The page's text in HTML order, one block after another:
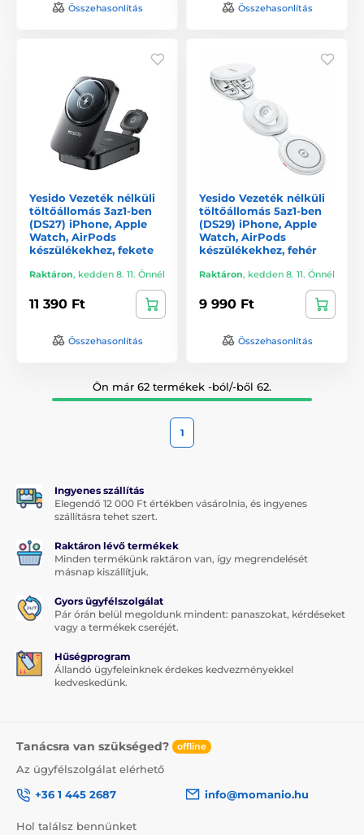
Összehasonlítás Összehasonlítás
Yesido Vezeték nélküli
töltőállomás 3az1-ben
(DS27) iPhone, Apple
Watch, AirPods
készülékekhez, fekete
Raktáron, kedden 8. 11. Önnél
11 390 Ft
Összehasonlítás
Yesido Vezeték nélküli
töltőállomás 5az1-ben
(DS29) iPhone, Apple
Watch, AirPods
készülékekhez, fehér
Raktáron, kedden 8. 11. Önnél
9 990 Ft
Összehasonlítás
Ön már 62 termékek -ból/-ből 62.
1
Ingyenes szállítás
Elegendő 12 000 Ft értékben vásárolnia, és ingyenes
szállításra tehet szert.
Raktáron lévő termékek
Minden termékünk raktáron van, így megrendelését
másnap kiszállítjuk.
Gyors ügyfélszolgálat
Pár órán belül megoldunk mindent: panaszokat, kérdéseket
vagy a termékek cseréjét.
Hűségprogram
Állandó ügyfeleinknek érdekes kedvezményekkel
kedveskedünk.
Tanácsra van szükséged? offline
Az ügyfélszolgálat elérhető
+36 1 445 2687
info@momanio.hu
Hol találsz bennünket